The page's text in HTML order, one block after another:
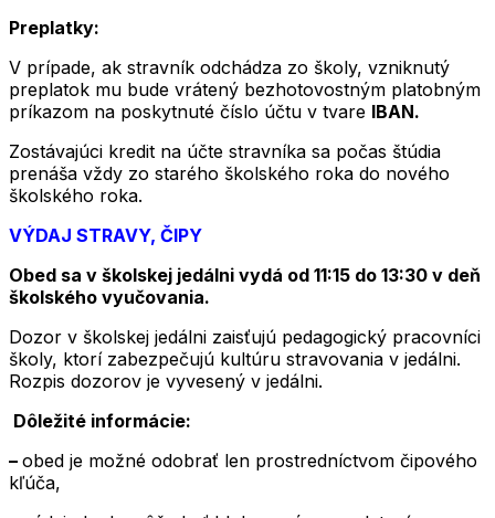
Preplatky:
V prípade, ak stravník odchádza zo školy, vzniknutý
preplatok mu bude vrátený bezhotovostným platobným
príkazom na poskytnuté číslo účtu v tvare IBAN.
Zostávajúci kredit na účte stravníka sa počas štúdia
prenáša vždy zo starého školského roka do nového
školského roka.
VÝDAJ STRAVY, ČIPY
Obed sa v školskej jedálni vydá od 11:15 do 13:30 v deň
školského vyučovania.
Dozor v školskej jedálni zaisťujú pedagogický pracovníci
školy, ktorí zabezpečujú kultúru stravovania v jedálni.
Rozpis dozorov je vyvesený v jedálni.
Dôležité informácie:
– obed je možné odobrať len prostredníctvom čipového
kľúča,